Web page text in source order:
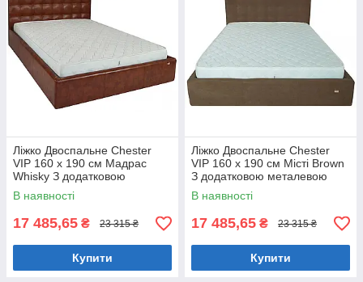
Ліжко Двоспальне Chester
VIP 160 х 190 см Мадрас
Whisky З додатковою
металевою цільнозварною
рамою Коричневий
В наявності
17 485,65 ₴ 23 315 ₴
Купити
Ліжко Двоспальне Chester
VIP 160 х 190 см Місті Brown
З додатковою металевою
цільнозварною рамою
Коричневий
В наявності
17 485,65 ₴ 23 315 ₴
Купити